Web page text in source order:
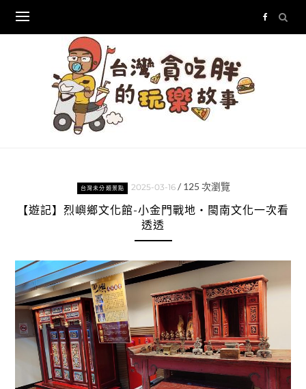
content
台灣未分類景點 2025-03-16 / 125 次瀏覽
【遊記】烈嶼鄉文化館-小金門戰地‧閩南文化一次看
透透